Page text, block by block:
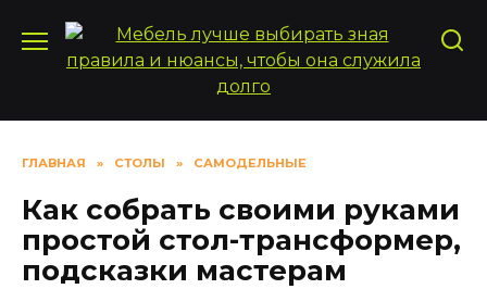
содержанию
ГЛАВНАЯ » СТОЛЫ » САМОДЕЛЬНЫЕ
Как собрать своими руками
простой стол-трансформер,
подсказки мастерам